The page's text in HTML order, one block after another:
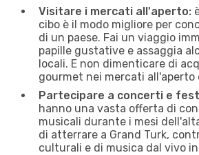
Visitare i mercati all'aperto:
cibo è il modo migliore per
di un paese. Fai un viaggio
papille gustative e assaggia
locali. E non dimenticare di
gourmet nei mercati all'aperto
Partecipare a concerti e
hanno una vasta offerta di
musicali durante i mesi
di atterrare a Grand Turk,
culturali e di musica dal vivo